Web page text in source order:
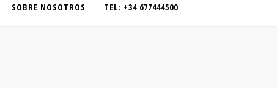
SOBRE NOSOTROS TEL: +34 677444500